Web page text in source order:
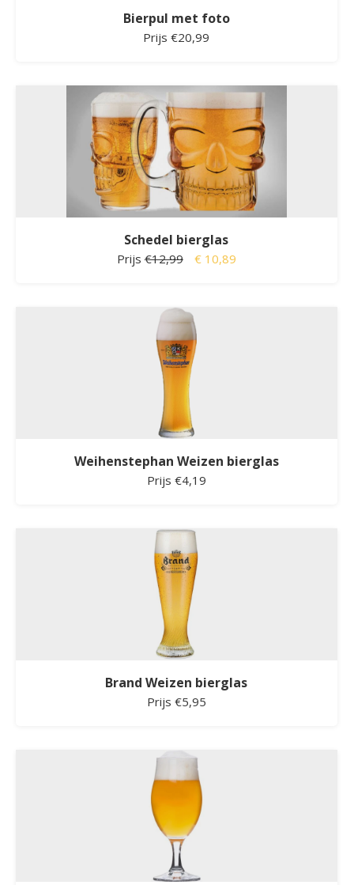
Bierpul met foto
Prijs €20,99
Schedel bierglas
Prijs€12,99 € 10,89
Weihenstephan Weizen bierglas
Prijs €4,19
Brand Weizen bierglas
Prijs €5,95